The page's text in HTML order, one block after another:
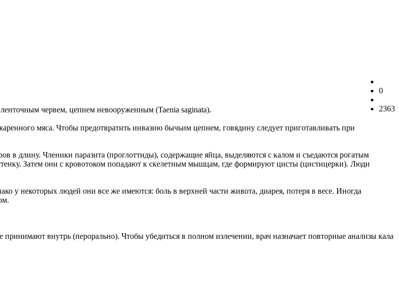
0
2363
червем, цепнем невооруженным (Taenia saginata).
мяса. Чтобы предотвратить инвазию бычьим цепнем, говядину следует приготавливать при
в длину. Членики паразита (проглоттиды), содержащие яйца, выделяются с калом и съедаются рогатым
Затем они с кровотоком попадают к скелетным мышцам, где формируют цисты (цистицерки). Люди
у некоторых людей они все же имеются: боль в верхней части живота, диарея, потеря в весе. Иногда
внутрь (перорально). Чтобы убедиться в полном излечении, врач назначает повторные анализы кала